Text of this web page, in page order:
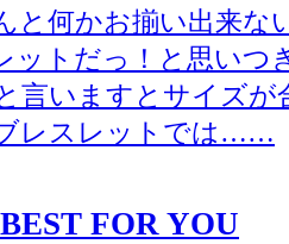
と何かお揃い出来な
ットだっ！と思いつ
言いますとサイズが
レスレットでは……
FOR YOU